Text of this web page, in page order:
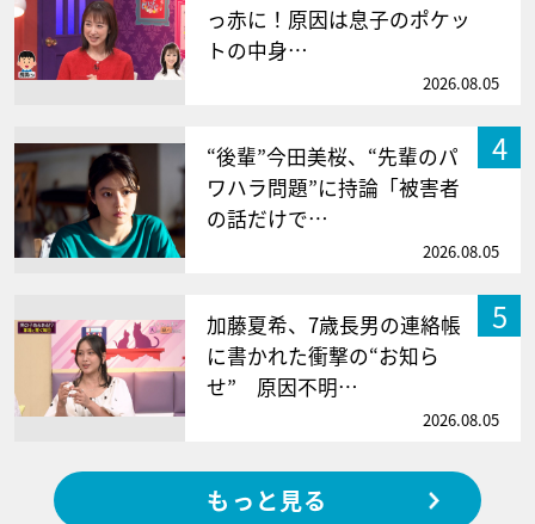
っ赤に！原因は息子のポケッ
トの中身…
2026.08.05
4
“後輩”今田美桜、“先輩のパ
ワハラ問題”に持論「被害者
の話だけで…
2026.08.05
5
加藤夏希、7歳長男の連絡帳
に書かれた衝撃の“お知ら
せ” 原因不明…
2026.08.05
もっと見る